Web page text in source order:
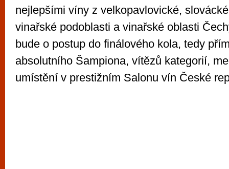
nejlepšími víny z velkopavlovické,
vinařské podoblasti a vinařské oblasti
bude o postup do finálového kola, tedy
absolutního Šampiona, vítězů kategorií,
umístění v prestižním Salonu vín České